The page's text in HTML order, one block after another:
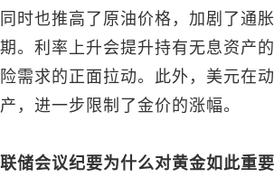
时也推高了原油价格，加剧了通
。利率上升会提升持有无息资产
险需求的正面拉动。此外，美元在
，进一步限制了金价的涨幅。
储会议纪要为什么对黄金如此重